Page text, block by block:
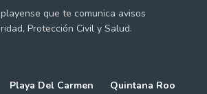
que te comunica avisos
Protección Civil y Salud.
Playa Del Carmen Quintana Roo